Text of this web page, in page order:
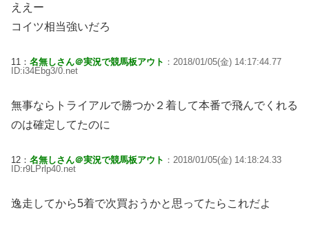
ええー
コイツ相当強いだろ
11： 名無しさん＠実況で競馬板アウト ：2018/01/05(金) 14:17:44.77
ID:i34Ebg3/0.net
無事ならトライアルで勝つか２着して本番で飛んでくれる
のは確定してたのに
12： 名無しさん＠実況で競馬板アウト ：2018/01/05(金) 14:18:24.33
ID:r9LPrlp40.net
逸走してから5着で次買おうかと思ってたらこれだよ